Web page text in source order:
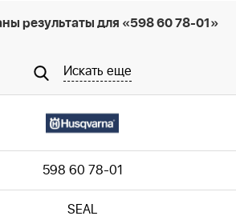
результаты для «598 60 78-01»
Искать еще
598 60 78-01
SEAL